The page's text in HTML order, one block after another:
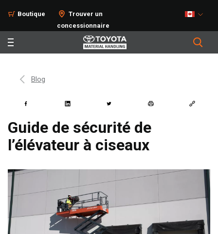
Boutique
Trouver un
concessionnaire
Blog
Guide de sécurité de
l’élévateur à ciseaux